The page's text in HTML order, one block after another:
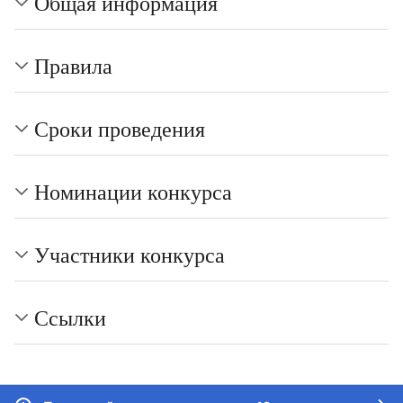
Правила
Сроки проведения
Номинации конкурса
Участники конкурса
Ссылки